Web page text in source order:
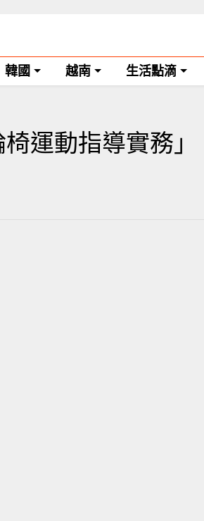
韓國 越南 生活點滴
運動指導實務」